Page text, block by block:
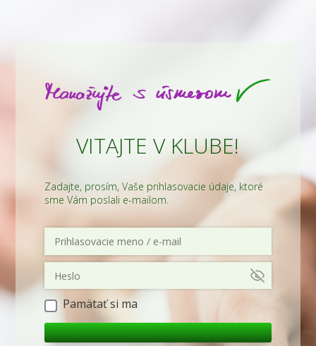
VITAJTE V KLUBE!
Zadajte, prosím, Vaše prihlasovacie údaje, ktoré
sme Vám poslali e-mailom.
Pamätať si ma